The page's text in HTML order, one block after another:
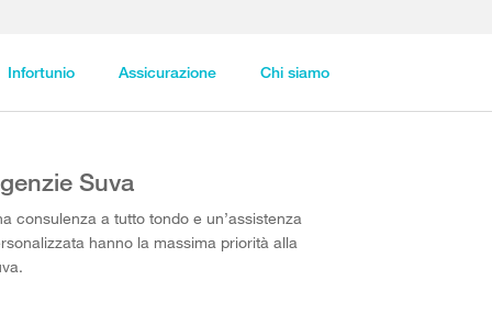
Infortunio Assicurazione Chi siamo
Suva
consulenza a tutto tondo e un’assistenza
hanno la massima priorità alla